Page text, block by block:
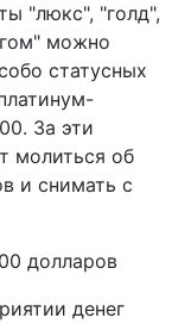
"люкс", "голд",
можно
статусных
За эти
молиться об
и снимать с
долларов
денег